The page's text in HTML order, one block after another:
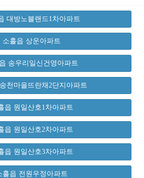
대방노블랜드1차아파트
소흘읍 상운아파트
송우리일신건영아파트
천마을뜨란채2단지아파트
읍 원일산호1차아파트
읍 원일산호2차아파트
읍 원일산호3차아파트
흘읍 전원우정아파트